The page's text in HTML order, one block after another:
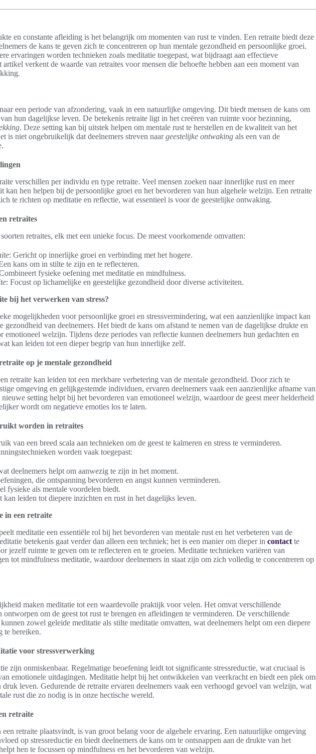
en constante afleiding is het belangrijk om momenten van rust te vinden. Een retraite biedt deze
de kans te geven zich te concentreren op hun mentale gezondheid en persoonlijke groei.
ervaringen worden technieken zoals meditatie toegepast, wat bijdraagt aan effectieve
verkent de waarde van retraites voor mensen die behoefte hebben aan een moment van
een periode van afzondering, vaak in een natuurlijke omgeving. Dit biedt mensen de kans om
hun dagelijkse leven. De betekenis retraite ligt in het creëren van ruimte voor bezinning,
. Deze setting kan bij uitstek helpen om mentale rust te herstellen en de kwaliteit van het
is niet ongebruikelijk dat deelnemers streven naargeestelijke ontwaking als een van de
verschillen per individu en type retraite. Veel mensen zoeken naar innerlijke rust en meer
kan hen helpen bij de persoonlijke groei en het bevorderen van hun algehele welzijn. Een retraite
te richten op meditatie en reflectie, wat essentieel is voor de geestelijke ontwaking.
retraites
retraites, elk met een unieke focus. De meest voorkomende omvatten:
: Gericht op innerlijke groei en verbinding met het hogere.
kans om in stilte te zijn en te reflecteren.
fysieke oefening met meditatie en mindfulness.
: Focust op lichamelijke en geestelijke gezondheid door diverse activiteiten.
bij het verwerken van stress?
mogelijkheden voor persoonlijke groei en stressvermindering, wat een aanzienlijke impact kan
gezondheid van deelnemers. Het biedt de kans om afstand te nemen van de dagelijkse drukte en
emotioneel welzijn. Tijdens deze periodes van reflectie kunnen deelnemers hun gedachten en
kan leiden tot een dieper begrip van hun innerlijke zelf.
op je mentale gezondheid
retraite kan leiden tot een merkbare verbetering van de mentale gezondheid. Door zich te
omgeving en gelijkgestemde individuen, ervaren deelnemers vaak een aanzienlijke afname van
nieuwe setting helpt bij het bevorderen van emotioneel welzijn, waardoor de geest meer helderheid
wordt om negatieve emoties los te laten.
worden in retraites
van een breed scala aan technieken om de geest te kalmeren en stress te verminderen.
worden vaak toegepast:
deelnemers helpt om aanwezig te zijn in het moment.
die ontspanning bevorderen en angst kunnen verminderen.
fysieke als mentale voordelen biedt.
kan leiden tot diepere inzichten en rust in het dagelijks leven.
in een retraite
meditatie een essentiële rol bij het bevorderen van mentale rust en het verbeteren van de
betekenis gaat verder dan alleen een techniek; het is een manier om dieper in contact te
jezelf ruimte te geven om te reflecteren en te groeien. Meditatie technieken variëren van
tot mindfulness meditatie, waardoor deelnemers in staat zijn om zich volledig te concentreren op
maken meditatie tot een waardevolle praktijk voor velen. Het omvat verschillende
ontworpen om de geest tot rust te brengen en afleidingen te verminderen. De verschillende
zowel geleide meditatie als stilte meditatie omvatten, wat deelnemers helpt om een diepere
te bereiken.
voor stressverwerking
zijn onmiskenbaar. Regelmatige beoefening leidt tot significante stressreductie, wat cruciaal is
emotionele uitdagingen. Meditatie helpt bij het ontwikkelen van veerkracht en biedt een plek om
druk leven. Gedurende de retraite ervaren deelnemers vaak een verhoogd gevoel van welzijn, wat
rust die zo nodig is in onze hectische wereld.
retraite
retraite plaatsvindt, is van groot belang voor de algehele ervaring. Een natuurlijke omgeving
op stressreductie en biedt deelnemers de kans om te ontsnappen aan de drukte van het
hen te focussen op mindfulness en het bevorderen van welzijn.